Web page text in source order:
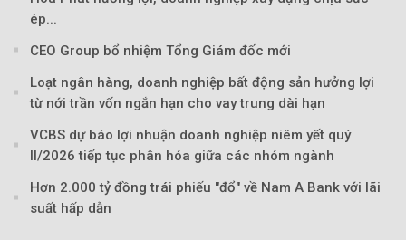
ép...
CEO Group bổ nhiệm Tổng Giám đốc mới
Loạt ngân hàng, doanh nghiệp bất động sản hưởng lợi
từ nới trần vốn ngắn hạn cho vay trung dài hạn
VCBS dự báo lợi nhuận doanh nghiệp niêm yết quý
II/2026 tiếp tục phân hóa giữa các nhóm ngành
Hơn 2.000 tỷ đồng trái phiếu "đổ" về Nam A Bank với lãi
suất hấp dẫn